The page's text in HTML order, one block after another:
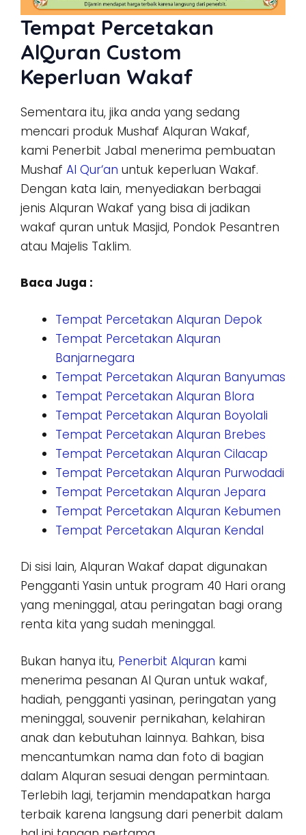
Tempat Percetakan
AlQuran Custom
Keperluan Wakaf
Sementara itu, jika anda yang sedang
mencari produk Mushaf Alquran Wakaf,
kami Penerbit Jabal menerima pembuatan
Mushaf Al Qur‘an untuk keperluan Wakaf.
Dengan kata lain, menyediakan berbagai
jenis Alquran Wakaf yang bisa di jadikan
wakaf quran untuk Masjid, Pondok Pesantren
atau Majelis Taklim.
Baca Juga :
Tempat Percetakan Alquran Depok
Tempat Percetakan Alquran
Banjarnegara
Tempat Percetakan Alquran Banyumas
Tempat Percetakan Alquran Blora
Tempat Percetakan Alquran Boyolali
Tempat Percetakan Alquran Brebes
Tempat Percetakan Alquran Cilacap
Tempat Percetakan Alquran Purwodadi
Tempat Percetakan Alquran Jepara
Tempat Percetakan Alquran Kebumen
Tempat Percetakan Alquran Kendal
Di sisi lain, Alquran Wakaf dapat digunakan
Pengganti Yasin untuk program 40 Hari orang
yang meninggal, atau peringatan bagi orang
renta kita yang sudah meninggal.
Bukan hanya itu, Penerbit Alquran kami
menerima pesanan Al Quran untuk wakaf,
hadiah, pengganti yasinan, peringatan yang
meninggal, souvenir pernikahan, kelahiran
anak dan kebutuhan lainnya. Bahkan, bisa
mencantumkan nama dan foto di bagian
dalam Alquran sesuai dengan permintaan.
Terlebih lagi, terjamin mendapatkan harga
terbaik karena langsung dari penerbit dalam